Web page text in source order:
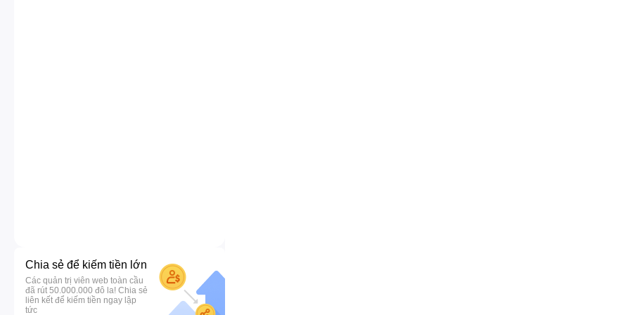
Chia sẻ để kiếm tiền lớn
Các quản trị viên web toàn cầu
đã rút 50.000.000 đô la! Chia sẻ
liên kết để kiếm tiền ngay lập
tức